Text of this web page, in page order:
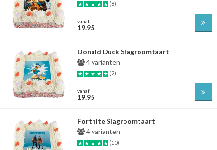
(8)
vanaf
19.95
Donald Duck Slagroomtaart
4 varianten
(2)
vanaf
19.95
Fortnite Slagroomtaart
4 varianten
(10)